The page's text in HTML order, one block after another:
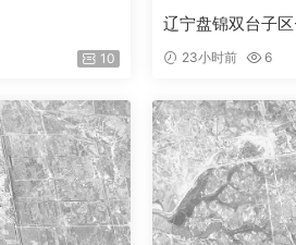
10
辽宁盘锦双台子
23小时前 6